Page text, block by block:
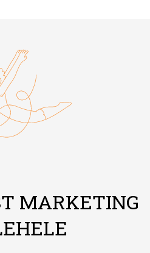
MARKETING